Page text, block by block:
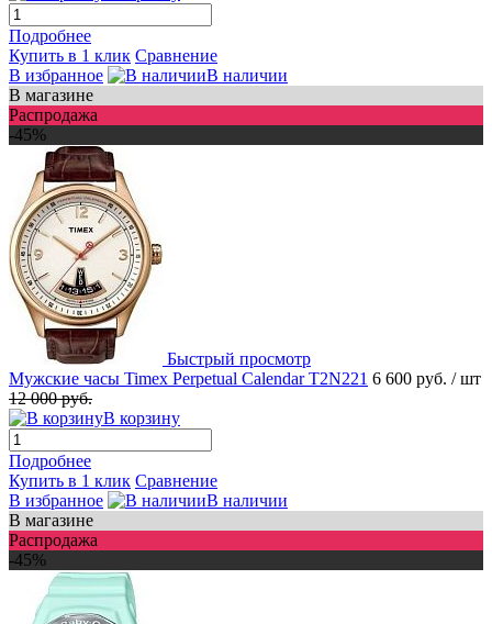
Подробнее
Купить в 1 клик Сравнение
В избранное
В наличии
В магазине
Распродажа
-45%
Быстрый просмотр
Мужские часы Timex Perpetual Calendar T2N221 6 600 руб. / шт
12 000 руб.
В корзину
Подробнее
Купить в 1 клик Сравнение
В избранное
В наличии
В магазине
Распродажа
-45%